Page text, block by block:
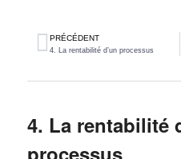
PRÉCÉDENT
4. La rentabilité d’un processus
4. La rentabilité